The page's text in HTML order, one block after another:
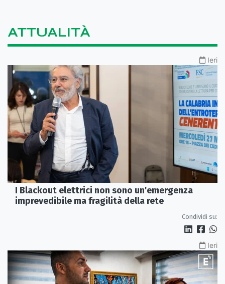
ATTUALITÀ
Ieri
I Blackout elettrici non sono un'emergenza
imprevedibile ma fragilità della rete
Condividi su:
Ieri